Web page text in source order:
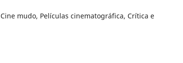
Cine mudo, Películas cinematográfica, Crítica e